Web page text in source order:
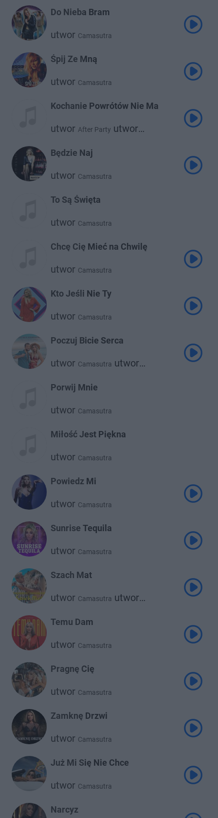
Do Nieba Bram
utwor Camasutra
Śpij Ze Mną
utwor Camasutra
Kochanie Powrótów Nie Ma
utwor After Party utwor
Będzie Naj
utwor Camasutra
To Są Święta
utwor Camasutra
Chcę Cię Mieć na Chwilę
utwor Camasutra
Kto Jeśli Nie Ty
utwor Camasutra
Poczuj Bicie Serca
utwor Camasutra utwor
Porwij Mnie
utwor Camasutra
Miłość Jest Piękna
utwor Camasutra
Powiedz Mi
utwor Camasutra
Sunrise Tequila
utwor Camasutra
Szach Mat
utwor Camasutra utwor
Temu Dam
utwor Camasutra
Pragnę Cię
utwor Camasutra
Zamknę Drzwi
utwor Camasutra
Już Mi Się Nie Chce
utwor Camasutra
Narcyz